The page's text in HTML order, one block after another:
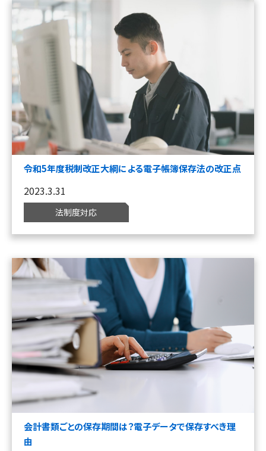
令和5年度税制改正大綱による電子帳簿保存法の改正点
2023.3.31
法制度対応
会計書類ごとの保存期間は？電子データで保存すべき理
由